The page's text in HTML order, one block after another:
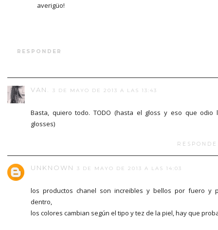
averigüo!
RESPONDER
VAN. 3 DE MAYO DE 2013 A LAS 13:43
Basta, quiero todo. TODO (hasta el gloss y eso que odio
glosses)
UNKNOWN 3 DE MAYO DE 2013 A LAS 14:03
los productos chanel son increibles y bellos por fuero y
dentro,
los colores cambian según el tipo y tez de la piel, hay que